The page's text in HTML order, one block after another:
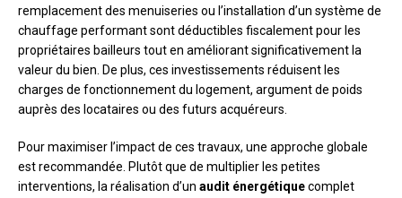
remplacement des menuiseries ou l’installation d’un système de
chauffage performant sont déductibles fiscalement pour les
propriétaires bailleurs tout en améliorant significativement la
valeur du bien. De plus, ces investissements réduisent les
charges de fonctionnement du logement, argument de poids
auprès des locataires ou des futurs acquéreurs.
Pour maximiser l’impact de ces travaux, une approche globale
est recommandée. Plutôt que de multiplier les petites
interventions, la réalisation d’un audit énergétiquecomplet